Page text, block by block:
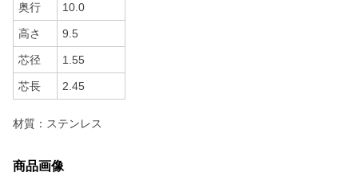
奥行 10.0
高さ 9.5
芯径 1.55
芯長 2.45
材質：ステンレス
商品画像